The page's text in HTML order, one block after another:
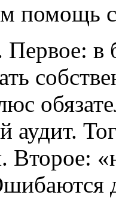
помощь
Первое:
аудит.
Второе: